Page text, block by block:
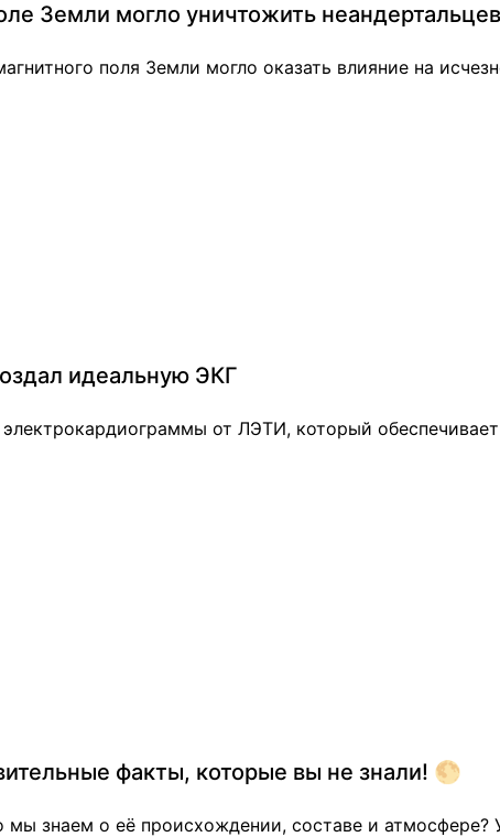
Земли могло уничтожить
поля Земли могло оказать влияние на
идеальную ЭКГ
от ЛЭТИ, который
факты, которые вы не знали! 🌕
знаем о её происхождении, составе и атмосфере?